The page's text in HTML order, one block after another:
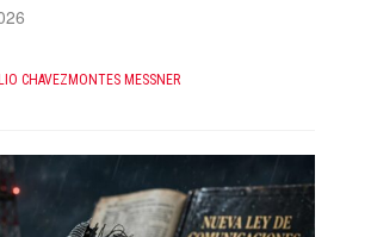
CHAVEZMONTES MESSNER